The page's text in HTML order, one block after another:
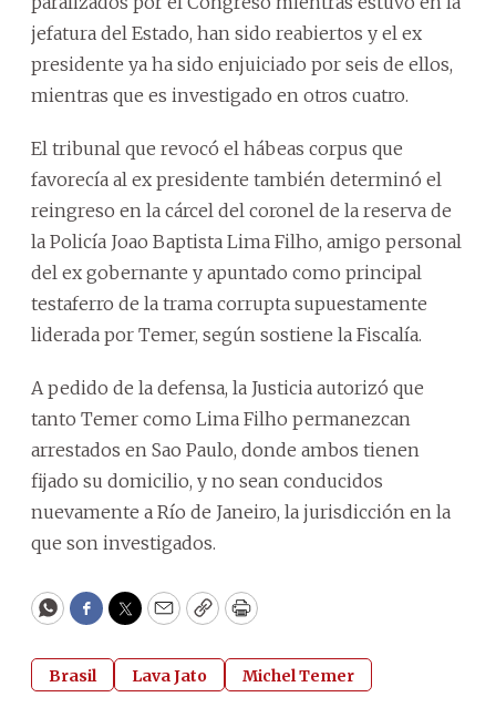
jefatura del Estado, han sido reabiertos y el ex
presidente ya ha sido enjuiciado por seis de ellos,
mientras que es investigado en otros cuatro.
El tribunal que revocó el hábeas corpus que
favorecía al ex presidente también determinó el
reingreso en la cárcel del coronel de la reserva de
la Policía Joao Baptista Lima Filho, amigo personal
del ex gobernante y apuntado como principal
testaferro de la trama corrupta supuestamente
liderada por Temer, según sostiene la Fiscalía.
A pedido de la defensa, la Justicia autorizó que
tanto Temer como Lima Filho permanezcan
arrestados en Sao Paulo, donde ambos tienen
fijado su domicilio, y no sean conducidos
nuevamente a Río de Janeiro, la jurisdicción en la
que son investigados.
WhatsApp
Facebook
Twitter
EmailCopyPrint
Brasil Lava Jato Michel Temer